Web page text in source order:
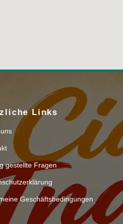
Links
gestellte Fragen
Geschäftsbedingungen